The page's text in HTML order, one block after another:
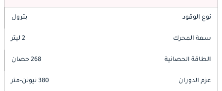
نوع الوقود بترول
سعة المحرك 2 ليتر
الطاقة الحصانية 268 حصان
عزم الدوران 380 نيوتن-متر